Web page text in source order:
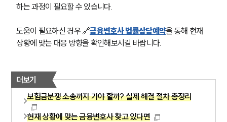
하는 과정이 필요할 수 있습니다.
도움이 필요하신 경우 🔗금융변호사 법률상담예약을 통해 현재
상황에 맞는 대응 방향을 확인해보시길 바랍니다.
더보기
보험금분쟁 소송까지 가야 할까? 실제 해결 절차 총정리
현재 상황에 맞는 금융변호사 찾고 있다면